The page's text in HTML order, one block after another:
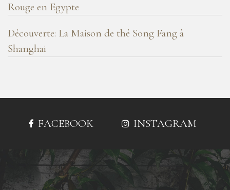
Rouge en Egypte
Découverte: La Maison de thé Song Fang à
Shanghai
FACEBOOK INSTAGRAM